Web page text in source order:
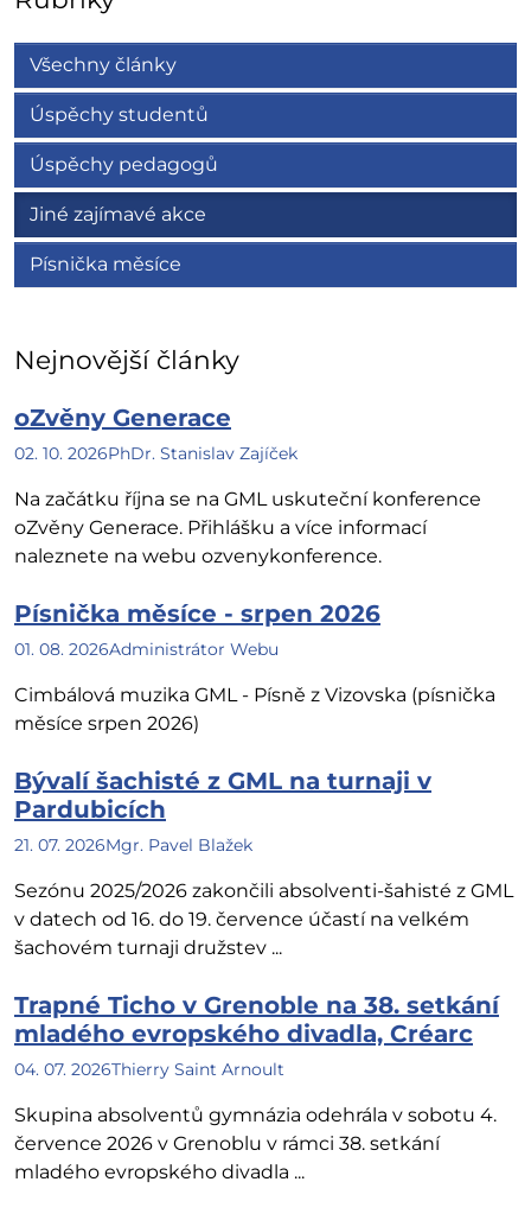
Všechny články
Úspěchy studentů
Úspěchy pedagogů
Jiné zajímavé akce
Písnička měsíce
Nejnovější články
oZvěny Generace
02. 10. 2026PhDr. Stanislav Zajíček
Na začátku října se na GML uskuteční konference
oZvěny Generace. Přihlášku a více informací
naleznete na webu ozvenykonference.
Písnička měsíce - srpen 2026
01. 08. 2026Administrátor Webu
Cimbálová muzika GML - Písně z Vizovska (písnička
měsíce srpen 2026)
Bývalí šachisté z GML na turnaji v
Pardubicích
21. 07. 2026Mgr. Pavel Blažek
Sezónu 2025/2026 zakončili absolventi-šahisté z GML
v datech od 16. do 19. července účastí na velkém
šachovém turnaji družstev ...
Trapné Ticho v Grenoble na 38. setkání
mladého evropského divadla, Créarc
04. 07. 2026Thierry Saint Arnoult
Skupina absolventů gymnázia odehrála v sobotu 4.
července 2026 v Grenoblu v rámci 38. setkání
mladého evropského divadla ...